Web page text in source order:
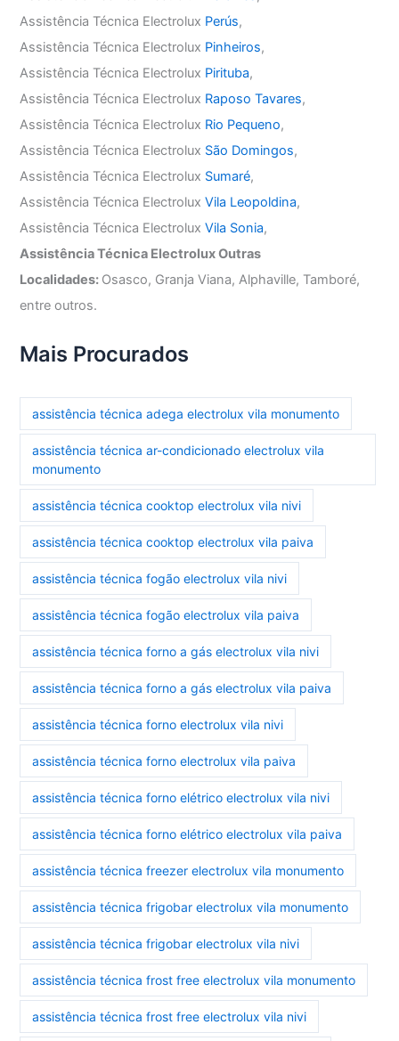
Assistência Técnica Electrolux Perús,
Assistência Técnica Electrolux Pinheiros,
Assistência Técnica Electrolux Pirituba,
Assistência Técnica Electrolux Raposo Tavares,
Assistência Técnica Electrolux Rio Pequeno,
Assistência Técnica Electrolux São Domingos,
Assistência Técnica Electrolux Sumaré,
Assistência Técnica ElectroluxVila Leopoldina,
Assistência Técnica ElectroluxVila Sonia,
Assistência Técnica Electrolux Outras
Localidades: Osasco, Granja Viana, Alphaville, Tamboré,
entre outros.
Mais Procurados
assistência técnica adega electrolux vila monumento
assistência técnica ar-condicionado electrolux vila
monumento
assistência técnica cooktop electrolux vila nivi
assistência técnica cooktop electrolux vila paiva
assistência técnica fogão electrolux vila nivi
assistência técnica fogão electrolux vila paiva
assistência técnica forno a gás electrolux vila nivi
assistência técnica forno a gás electrolux vila paiva
assistência técnica forno electrolux vila nivi
assistência técnica forno electrolux vila paiva
assistência técnica forno elétrico electrolux vila nivi
assistência técnica forno elétrico electrolux vila paiva
assistência técnica freezer electrolux vila monumento
assistência técnica frigobar electrolux vila monumento
assistência técnica frigobar electrolux vila nivi
assistência técnica frost free electrolux vila monumento
assistência técnica frost free electrolux vila nivi